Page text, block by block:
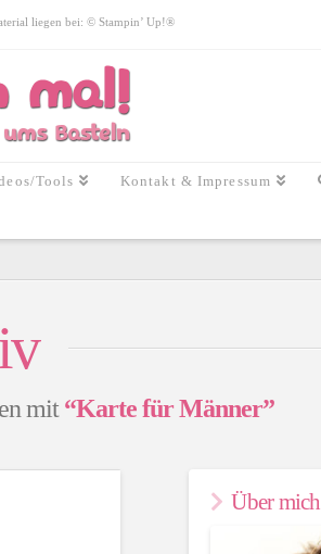
liegen bei: © Stampin’ Up!®
Tools Kontakt & Impressum
mit“Karte für Männer”
Über mich